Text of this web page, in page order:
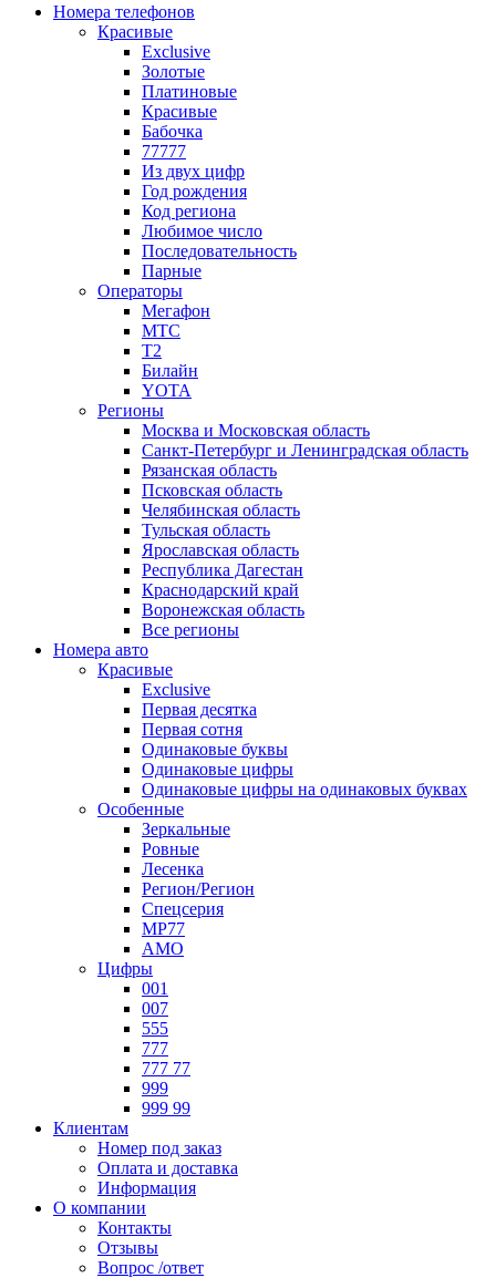
Номера телефонов
Красивые
Exclusive
Золотые
Платиновые
Красивые
Бабочка
77777
Из двух цифр
Год рождения
Код региона
Любимое число
Последовательность
Парные
Операторы
Мегафон
МТС
Т2
Билайн
YOTA
Регионы
Москва и Московская область
Санкт-Петербург и Ленинградская область
Рязанская область
Псковская область
Челябинская область
Тульская область
Ярославская область
Республика Дагестан
Краснодарский край
Воронежская область
Все регионы
Номера авто
Красивые
Exclusive
Первая десятка
Первая сотня
Одинаковые буквы
Одинаковые цифры
Одинаковые цифры на одинаковых буквах
Особенные
Зеркальные
Ровные
Лесенка
Регион/Регион
Спецсерия
МР77
АМО
Цифры
001
007
555
777
777 77
999
999 99
Клиентам
Номер под заказ
Оплата и доставка
Информация
О компании
Контакты
Отзывы
Вопрос /ответ